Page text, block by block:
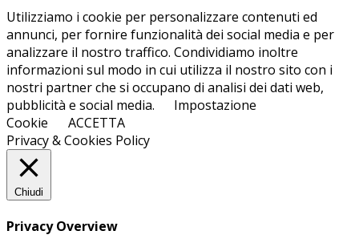
Utilizziamo i cookie per personalizzare contenuti ed
annunci, per fornire funzionalità dei social media e per
analizzare il nostro traffico. Condividiamo inoltre
informazioni sul modo in cui utilizza il nostro sito con i
nostri partner che si occupano di analisi dei dati web,
pubblicità e social media.
Impostazione
Cookie
ACCETTA
Privacy & Cookies Policy
Chiudi
Privacy Overview